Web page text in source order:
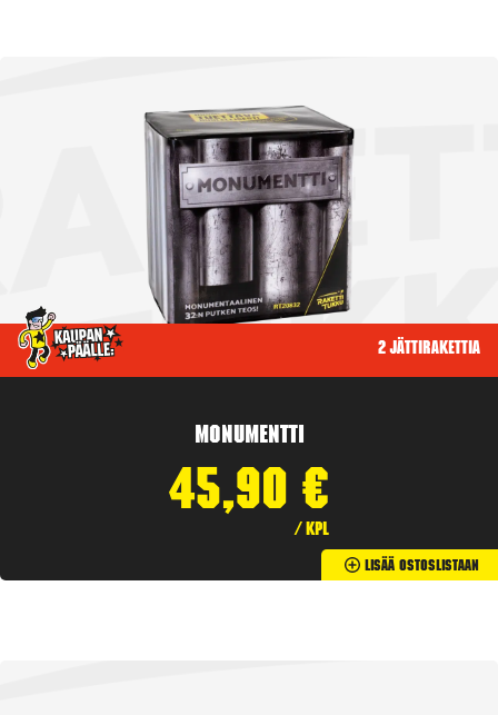
2 jättirakettia
Monumentti
45,90 €
/ kpl
Lisää Ostoslistaan